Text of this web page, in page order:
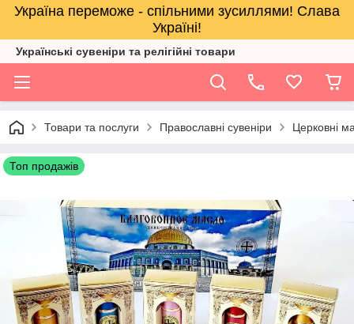
Україна переможе - спільними зусиллями! Слава
Україні!
Українські сувеніри та релігійнi товари
Товари та послуги Православні сувеніри Церковні
Топ продажів